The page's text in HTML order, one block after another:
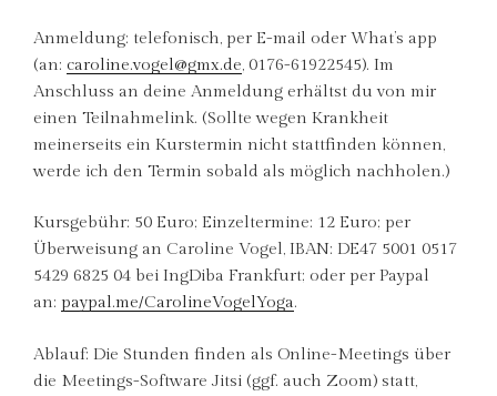
Anmeldung: telefonisch, per E-mail oder What’s app
(an: caroline.vogel@gmx.de, 0176-61922545). Im
Anschluss an deine Anmeldung erhältst du von mir
einen Teilnahmelink. (Sollte wegen Krankheit
meinerseits ein Kurstermin nicht stattfinden können,
werde ich den Termin sobald als möglich nachholen.)
Kursgebühr: 50 Euro; Einzeltermine: 12 Euro; per
Überweisung an Caroline Vogel, IBAN: DE47 5001 0517
5429 6825 04 bei IngDiba Frankfurt; oder per Paypal
an: paypal.me/CarolineVogelYoga.
Ablauf: Die Stunden finden als Online-Meetings über
die Meetings-Software Jitsi (ggf. auch Zoom) statt,